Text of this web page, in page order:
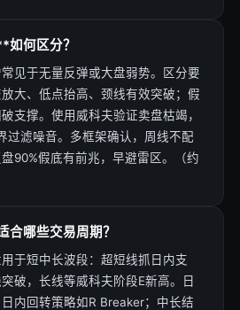
何区分？
见于无量反弹或大盘弱势。区分要
大、低点抬高、颈线有效突破；假
支撑。使用威科夫验证卖盘枯竭，
过滤噪音。多框架确认，周线不配
90%假底有前兆，早避雷区。（约
哪些交易周期？
于短中长波段：超短线抓日内支
破，长线等威科夫阶段E新高。日
内回转策略如R Breaker；中长结